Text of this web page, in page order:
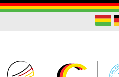
Useful